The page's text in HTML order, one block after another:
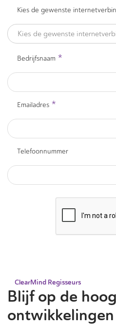
Kies de gewenste
Kies de gewenste
Bedrijfsnaam *
Emailadres *
Telefoonnummer
ClearMind Regisseurs
Blijf op de
ontwikkelingen